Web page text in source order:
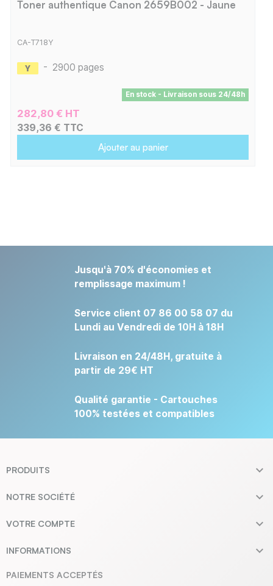
Toner authentique Canon 2659B002 - Jaune
CA-T718Y
- 2900 pages
En stock - Livraison sous 24/48h
282,80 € HT
339,36 € TTC
Ajouter au panier
Jusqu'à 70% d'économies et
remplissage maximum !
Service client 07 86 00 58 07 du
Lundi au Vendredi de 10H à 18H
Livraison en 24/48H, gratuite à
partir de 29€ HT
Qualité garantie - Cartouches
100% testées et compatibles
PRODUITS 
NOTRE SOCIÉTÉ 
VOTRE COMPTE 
INFORMATIONS 
PAIEMENTS ACCEPTÉS